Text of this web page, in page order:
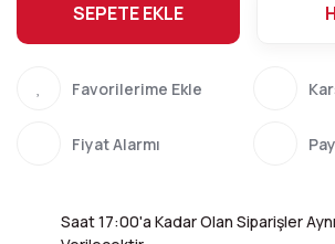
SEPETE EKLE
Fiyat Alarmı
Saat 17:00'a Kadar Olan Siparişler